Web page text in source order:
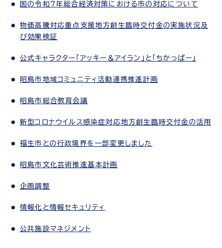
国の令和7年総合経済対策における市の対応について
物価高騰対応重点支援地方創生臨時交付金の実施状況及
び効果検証
公式キャラクター「アッキー＆アイラン」と「ちかっぱー」
昭島市地域コミュニティ活動連携推進計画
昭島市総合教育会議
新型コロナウイルス感染症対応地方創生臨時交付金の活用
福生市との行政境界を一部変更しました
昭島市文化芸術推進基本計画
企画調整
情報化と情報セキュリティ
公共施設マネジメント